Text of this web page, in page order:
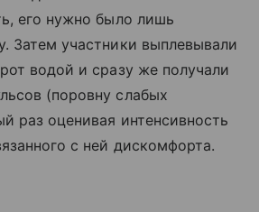
его нужно было лишь
Затем участники выплевывали
водой и сразу же получали
(поровну слабых
раз оценивая интенсивность
с ней дискомфорта.